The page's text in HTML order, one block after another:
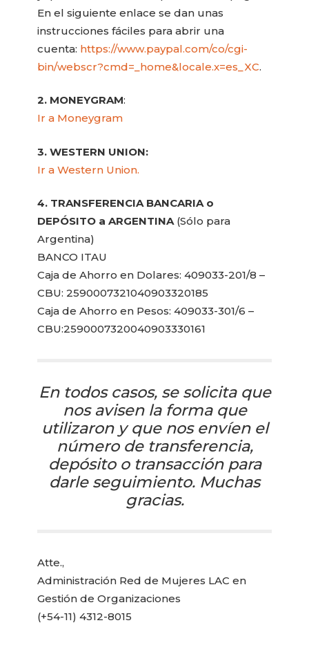
En el siguiente enlace se dan unas
instrucciones fáciles para abrir una
cuenta: https://www.paypal.com/co/cgi-
bin/webscr?cmd=_home&locale.x=es_XC.
2. MONEYGRAM:
Ir a Moneygram
3. WESTERN UNION:
Ir a Western Union.
4. TRANSFERENCIA BANCARIA o
DEPÓSITO a ARGENTINA (Sólo para
Argentina)
BANCO ITAU
Caja de Ahorro en Dolares: 409033-201/8 –
CBU: 2590007321040903320185
Caja de Ahorro en Pesos: 409033-301/6 –
CBU:2590007320040903330161
En todos casos, se solicita que
nos avisen la forma que
utilizaron y que nos envíen el
número de transferencia,
depósito o transacción para
darle seguimiento. Muchas
gracias.
Atte.,
Administración Red de Mujeres LAC en
Gestión de Organizaciones
(+54-11) 4312-8015